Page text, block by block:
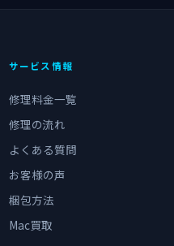
サービス情報
修理料金一覧
修理の流れ
よくある質問
お客様の声
梱包方法
Mac買取